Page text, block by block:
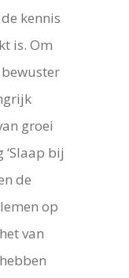
kennis
is. Om
groei
bij
de
op
van